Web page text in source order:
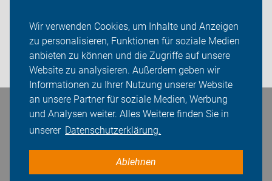
Wir verwenden Cookies, um Inhalte und Anzeigen
zu personalisieren, Funktionen für soziale Medien
anbieten zu können und die Zugriffe auf unsere
Website zu analysieren. Außerdem geben wir
Informationen zu Ihrer Nutzung unserer Website
an unsere Partner für soziale Medien, Werbung
und Analysen weiter. Alles Weitere finden Sie in
unserer Datenschutzerklärung.
Ablehnen
Presse
Login
Bleiben Sie in Kontakt